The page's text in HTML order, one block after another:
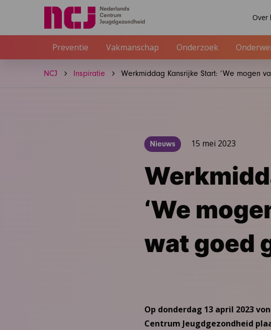
Over
Preventie Vakmanschap Onderzoek
NCJ Inspiratie Werkmiddag Kansrijke Start: ‘We mogen
Nieuws 15 mei 2023
‘We
wat goed
Op donderdag 13 april 2023
Centrum Jeugdgezondheid